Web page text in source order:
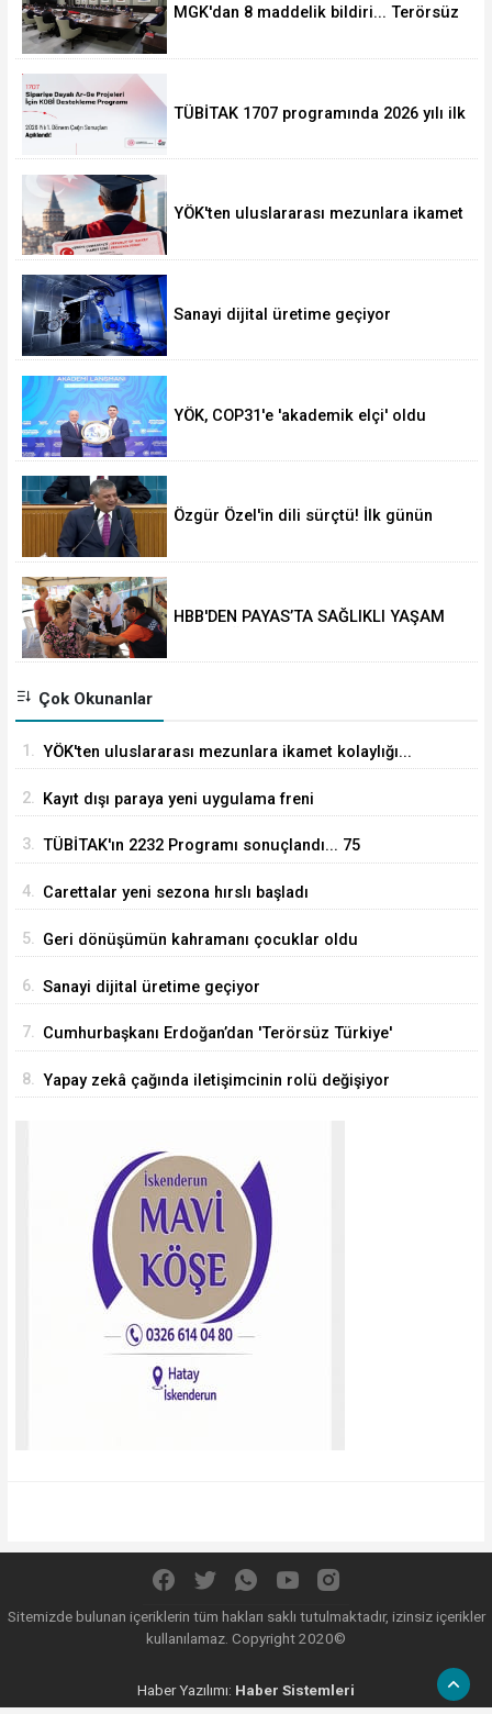
MGK'dan 8 maddelik bildiri... Terörsüz
TÜBİTAK 1707 programında 2026 yılı ilk
YÖK'ten uluslararası mezunlara ikamet
Sanayi dijital üretime geçiyor
YÖK, COP31'e 'akademik elçi' oldu
Özgür Özel'in dili sürçtü! İlk günün
HBB'DEN PAYAS’TA SAĞLIKLI YAŞAM
Çok Okunanlar
1. YÖK'ten uluslararası mezunlara ikamet kolaylığı...
2. Kayıt dışı paraya yeni uygulama freni
3. TÜBİTAK'ın 2232 Programı sonuçlandı... 75
4. Carettalar yeni sezona hırslı başladı
5. Geri dönüşümün kahramanı çocuklar oldu
6. Sanayi dijital üretime geçiyor
7. Cumhurbaşkanı Erdoğan’dan 'Terörsüz Türkiye'
8. Yapay zekâ çağında iletişimcinin rolü değişiyor
Sitemizde bulunan içeriklerin tüm hakları saklı tutulmaktadır, izinsiz içerikler
kullanılamaz. Copyright 2020©
Haber Yazılımı: Haber Sistemleri